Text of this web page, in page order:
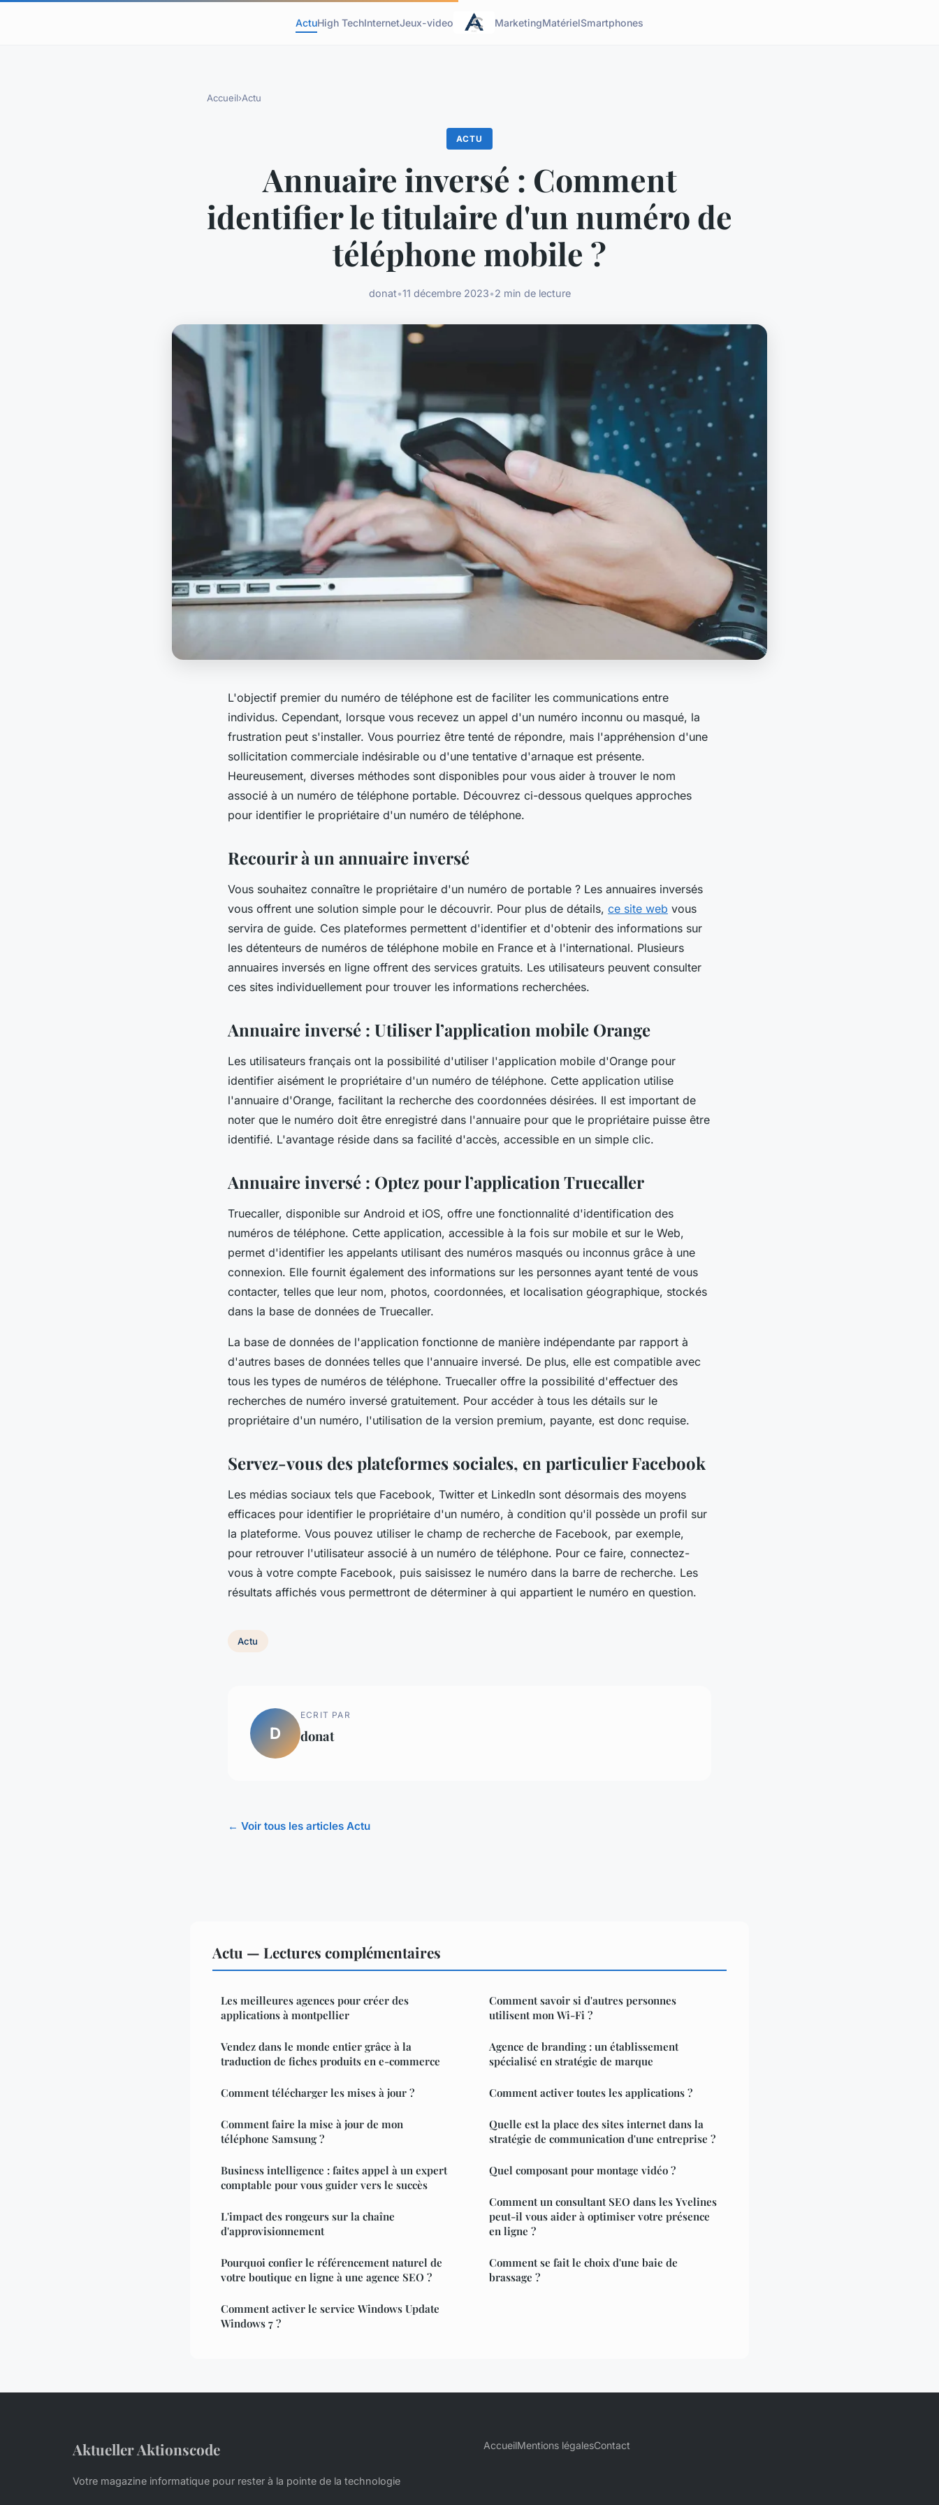
ActuHigh TechInternetJeux-video MarketingMatérielSmartphones
Accueil›Actu
ACTU
Annuaire inversé : Comment
identifier le titulaire d'un numéro de
téléphone mobile ?
donat•11 décembre 2023•2 min de lecture
L'objectif premier du numéro de téléphone est de faciliter les communications entre
individus. Cependant, lorsque vous recevez un appel d'un numéro inconnu ou masqué, la
frustration peut s'installer. Vous pourriez être tenté de répondre, mais l'appréhension d'une
sollicitation commerciale indésirable ou d'une tentative d'arnaque est présente.
Heureusement, diverses méthodes sont disponibles pour vous aider à trouver le nom
associé à un numéro de téléphone portable. Découvrez ci-dessous quelques approches
pour identifier le propriétaire d'un numéro de téléphone.
Recourir à un annuaire inversé
Vous souhaitez connaître le propriétaire d'un numéro de portable ? Les annuaires inversés
vous offrent une solution simple pour le découvrir. Pour plus de détails, ce site web vous
servira de guide. Ces plateformes permettent d'identifier et d'obtenir des informations sur
les détenteurs de numéros de téléphone mobile en France et à l'international. Plusieurs
annuaires inversés en ligne offrent des services gratuits. Les utilisateurs peuvent consulter
ces sites individuellement pour trouver les informations recherchées.
Annuaire inversé : Utiliser l’application mobile Orange
Les utilisateurs français ont la possibilité d'utiliser l'application mobile d'Orange pour
identifier aisément le propriétaire d'un numéro de téléphone. Cette application utilise
l'annuaire d'Orange, facilitant la recherche des coordonnées désirées. Il est important de
noter que le numéro doit être enregistré dans l'annuaire pour que le propriétaire puisse être
identifié. L'avantage réside dans sa facilité d'accès, accessible en un simple clic.
Annuaire inversé : Optez pour l’application Truecaller
Truecaller, disponible sur Android et iOS, offre une fonctionnalité d'identification des
numéros de téléphone. Cette application, accessible à la fois sur mobile et sur le Web,
permet d'identifier les appelants utilisant des numéros masqués ou inconnus grâce à une
connexion. Elle fournit également des informations sur les personnes ayant tenté de vous
contacter, telles que leur nom, photos, coordonnées, et localisation géographique, stockés
dans la base de données de Truecaller.
La base de données de l'application fonctionne de manière indépendante par rapport à
d'autres bases de données telles que l'annuaire inversé. De plus, elle est compatible avec
tous les types de numéros de téléphone. Truecaller offre la possibilité d'effectuer des
recherches de numéro inversé gratuitement. Pour accéder à tous les détails sur le
propriétaire d'un numéro, l'utilisation de la version premium, payante, est donc requise.
Servez-vous des plateformes sociales, en particulier Facebook
Les médias sociaux tels que Facebook, Twitter et LinkedIn sont désormais des moyens
efficaces pour identifier le propriétaire d'un numéro, à condition qu'il possède un profil sur
la plateforme. Vous pouvez utiliser le champ de recherche de Facebook, par exemple,
pour retrouver l'utilisateur associé à un numéro de téléphone. Pour ce faire, connectez-
vous à votre compte Facebook, puis saisissez le numéro dans la barre de recherche. Les
résultats affichés vous permettront de déterminer à qui appartient le numéro en question.
Actu
D
ECRIT PAR
donat
← Voir tous les articles Actu
Actu — Lectures complémentaires
Les meilleures agences pour créer des
applications à montpellier
Vendez dans le monde entier grâce à la
traduction de fiches produits en e-commerce
Comment télécharger les mises à jour ?
Comment faire la mise à jour de mon
téléphone Samsung ?
Business intelligence : faites appel à un expert
comptable pour vous guider vers le succès
L'impact des rongeurs sur la chaîne
d'approvisionnement
Pourquoi confier le référencement naturel de
votre boutique en ligne à une agence SEO ?
Comment activer le service Windows Update
Windows 7 ?
Comment savoir si d'autres personnes
utilisent mon Wi-Fi ?
Agence de branding : un établissement
spécialisé en stratégie de marque
Comment activer toutes les applications ?
Quelle est la place des sites internet dans la
stratégie de communication d'une entreprise ?
Quel composant pour montage vidéo ?
Comment un consultant SEO dans les Yvelines
peut-il vous aider à optimiser votre présence
en ligne ?
Comment se fait le choix d'une baie de
brassage ?
Aktueller Aktionscode
Votre magazine informatique pour rester à la pointe de la technologie
AccueilMentions légalesContact